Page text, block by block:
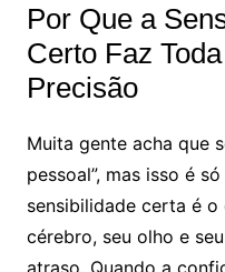
Por Que a
Certo Faz
Precisão
Muita gente acha que
pessoal”, mas isso é
sensibilidade certa é
cérebro, seu olho e
atraso. Quando a